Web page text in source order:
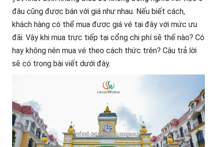
đâu cũng được bán với giá như nhau. Nếu biết cách,
khách hàng có thể mua được giá vé tại đây với mức ưu
đãi. Vậy khi mua trực tiếp tại cổng chi phí sẽ thế nào? Có
hay không nên mua vé theo cách thức trên? Câu trả lời
sẽ có trong bài viết dưới đây.